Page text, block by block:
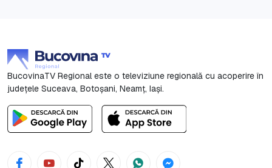
BucovinaTV Regional este o televiziune regională cu acoperire în
județele Suceava, Botoşani, Neamț, Iași.